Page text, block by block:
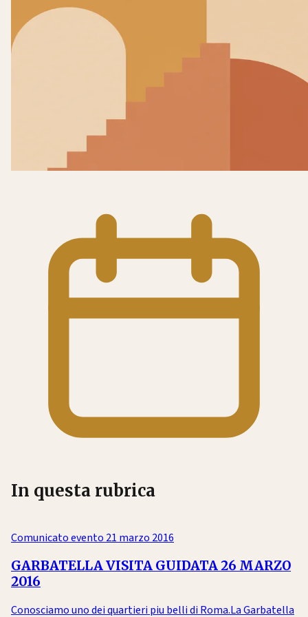
In questa rubrica
Comunicato evento 21 marzo 2016
GARBATELLA VISITA GUIDATA 26 MARZO
2016
Conosciamo uno dei quartieri piu belli di Roma.La Garbatella